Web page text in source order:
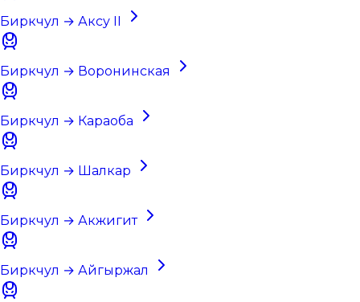
Биркчул → Аксу II
Биркчул → Воронинская
Биркчул → Караоба
Биркчул → Шалкар
Биркчул → Акжигит
Биркчул → Айгыржал